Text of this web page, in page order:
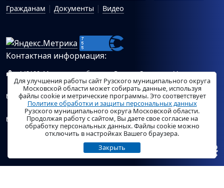
Гражданам
Документы Видео
Контактная информация:
143100, Московская область, г.Руза, ул.Солнцева, 11
Схема проезда
Общий отдел Администрации Рузского муниципального
округа:ruza_region_ruza@mosreg.ru.
Отдел по работе с обращениями граждан Администрации
Рузского муниципального округа:ruza_og_argo@mosreg.ru
Для улучшения работы сайт Рузского муниципального округа
Московской области может собирать данные, используя
файлы cookie и метрические программы. Это соответствует
Политике обработки и защиты персональных данных
Рузского муниципального округа Московской области.
Продолжая работу с сайтом, Вы даете свое согласие на
обработку персональных данных. Файлы cookie можно
отключить в настройках Вашего браузера.
Закрыть